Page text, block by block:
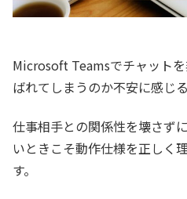
Microsoft Teamsでチャット
ばれてしまうのか不安に感じ
仕事相手との関係性を壊さず
いときこそ動作仕様を正しく
す。